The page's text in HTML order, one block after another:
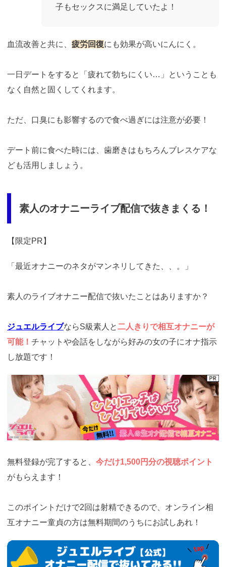
子もセックスに満足していたよ！
血流改善と共に、 疲労回復にも効果が高いにんにく。
一日デートをすると「疲れて勃ちにくい…」ということも
なく自然と固くしてくれます。
ただ、口臭にも影響するので食べ過ぎには注意が必要！
デート前に食べた時には、歯磨きはもちろんブレスケアな
ども活用しましょう。
素人のオナニーライブ配信で抜きまくる！
【限定PR】
「最近オナニーのネタがマンネリしてきた、、。」
素人のライブオナニー配信で抜いたことはありますか？
ジュエルライブならS級素人と二人きりで相互オナニーが
可能！ チャットや会話をしながら好みの女の子にオナ指示
し放題です！
https://www.j-
live.tv/LiveChat/acs.php?
si=jwchatt&pid=MLA5661_0001&pa=lp33.php
無料登録が完了すると、 今だけ1,500円分の視聴ポイント
がもらえます！
このポイントだけで2回は射精できるので、オンライン相
互オナニー童貞の方は無料期間のうちにお試しあれ！
https://www.j-
live.tv/LiveChat/acs.php?